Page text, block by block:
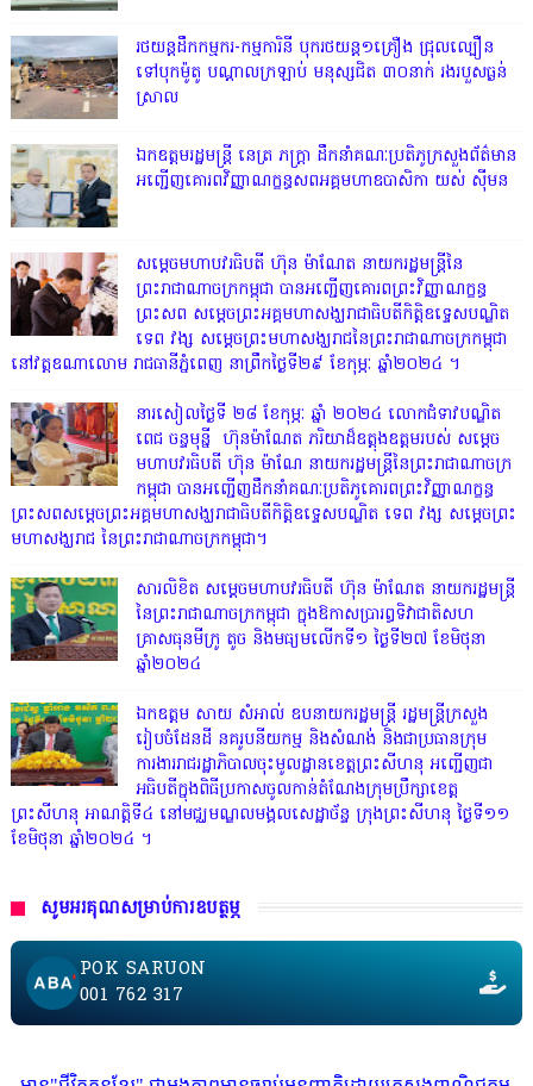
រថយន្តដឹកកម្មករ-កម្មការិនី បុករថយន្ត១គ្រឿង ជ្រុលល្បឿន
ទៅបុកម៉ូតូ បណ្តាលក្រឡាប់ មនុស្សជិត ៣០នាក់ រងរបួសធ្ងន់
ស្រាល
ឯកឧត្តមរដ្ឋមន្ត្រី នេត្រ ភក្ត្រា ដឹកនាំគណៈប្រតិភូក្រសួងព័ត៌មាន
អញ្ជើញគោរពវិញ្ញាណក្ខន្ធសពអគ្គមហាឧបាសិកា យស់ ស៊ីមន
សម្តេចមហាបវរធិបតី ហ៊ុន ម៉ាណែត នាយករដ្ឋមន្ត្រីនៃ
ព្រះរាជាណាចក្រកម្ពុជា បានអញ្ជើញគោរពព្រះវិញ្ញាណក្ខន្ធ
ព្រះសព សម្តេចព្រះអគ្គមហាសង្ឃរាជាធិបតីកិត្តិឧទ្ទេសបណ្ឌិត
ទេព វង្ស សម្តេចព្រះមហាសង្ឃរាជនៃព្រះរាជាណាចក្រកម្ពុជា
នៅវត្តឧណាលោម រាជធានីភ្នំពេញ នាព្រឹកថ្ងៃទី២៩ ខែកុម្ភៈ ឆ្នាំ២០២៤ ។
នារសៀលថ្ងៃទី ២៨ ខែកុម្ភៈ ឆ្នាំ ២០២៤ លោកជំទាវបណ្ឌិត
ពេជ ចន្ទមុន្នី ហ៊ុនម៉ាណែត ភរិយាដ៏ឧត្តុងឧត្តមរបស់ សម្តេច
មហាបវរធិបតី ហ៊ុន ម៉ាណែ នាយករដ្ឋមន្រ្តីនៃព្រះរាជាណាចក្រ
កម្ពុជា បានអញ្ជើញដឹកនាំគណៈប្រតិភូគោរពព្រះវិញ្ញាណក្ខន្ធ
ព្រះសពសម្តេចព្រះអគ្គមហាសង្ឃរាជាធិបតីកិត្តិឧទ្ទេសបណ្ឌិត ទេព វង្ស សម្តេចព្រះ
មហាសង្ឃរាជ នៃព្រះរាជាណាចក្រកម្ពុជា។
សារលិខិត សម្តេចមហាបវរធិបតី ហ៊ុន ម៉ាណែត នាយករដ្ឋមន្ត្រី
នៃព្រះរាជាណាចក្រកម្ពុជា ក្នុងឱកាសប្រារព្ធទិវាជាតិសហ
គ្រាសធុនមីក្រូ តូច និងមធ្យមលើកទី១ ថ្ងៃទី២៧ ខែមិថុនា
ឆ្នាំ២០២៤
ឯកឧត្តម សាយ សំអាល់ ឧបនាយករដ្ឋមន្ត្រី រដ្ឋមន្ត្រីក្រសួង
រៀបចំដែនដី នគរូបនីយកម្ម និងសំណង់ និងជាប្រធានក្រុម
ការងាររាជរដ្ឋាភិបាលចុះមូលដ្ឋានខេត្តព្រះសីហនុ អញ្ជើញជា
អធិបតីក្នុងពិធីប្រកាសចូលកាន់តំណែងក្រុមប្រឹក្សាខេត្ត
ព្រះសីហនុ អាណត្តិទី៤ នៅមជ្ឈមណ្ឌលមង្គលសេដ្ឋាច័ន្ទ ក្រុងព្រះសីហនុ ថ្ងៃទី១១
ខែមិថុនា ឆ្នាំ២០២៤ ។
សូមអរគុណសម្រាប់ការឧបត្ថម្ភ
POK SARUON
001 762 317